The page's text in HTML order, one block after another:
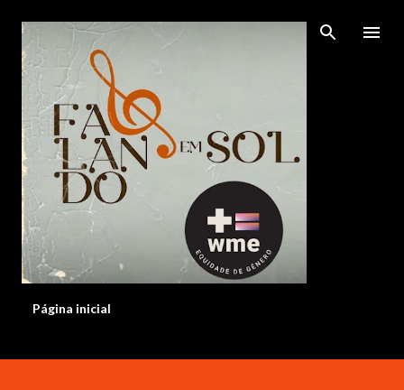
Pular para o conteúdo principal
Página inicial